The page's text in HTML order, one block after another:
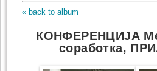
« back to album
КОНФЕРЕНЦИЈА
соработка,